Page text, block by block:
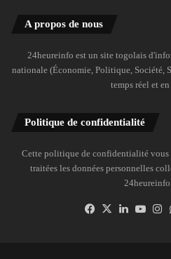
A propos de nous
24heureinfo est un site togolais
nationale (Économie, Politique, Société,
temps réel et
Politique de confidentialité
Cette politique de confidentialité vous
traitées les données personnelles
Facebook
X Linkedin